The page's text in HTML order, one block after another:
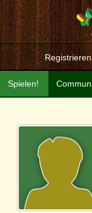
Registrieren
Spielen!